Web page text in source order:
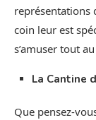
représentations
coin leur est
s’amuser tout
La Cantine
Que pensez-